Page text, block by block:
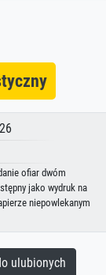
ofiar dwóm
jako wydruk na
niepowlekanym
ulubionych